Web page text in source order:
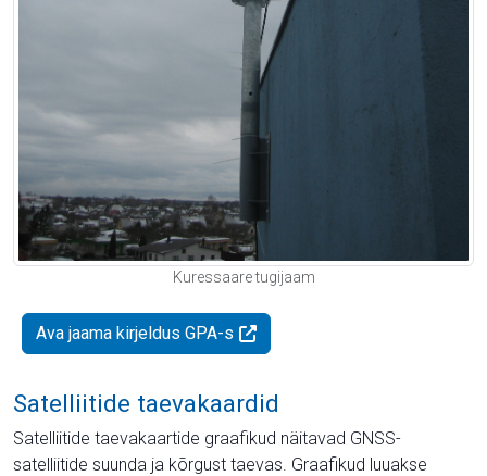
Kuressaare tugijaam
Ava jaama kirjeldus GPA-s
Satelliitide taevakaardid
Satelliitide taevakaartide graafikud näitavad GNSS-
satelliitide suunda ja kõrgust taevas. Graafikud luuakse